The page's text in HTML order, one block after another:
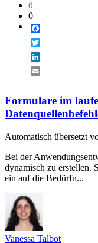
0
0
Formulare im
Automatisch übersetzt
Bei der
dynamisch zu erstellen.
ein auf die Bedürfn...
Vanessa Talbot